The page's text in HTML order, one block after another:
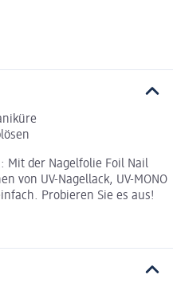
Mit der Nagelfolie Foil Nail
von UV-Nagellack, UV-MONO
Probieren Sie es aus!